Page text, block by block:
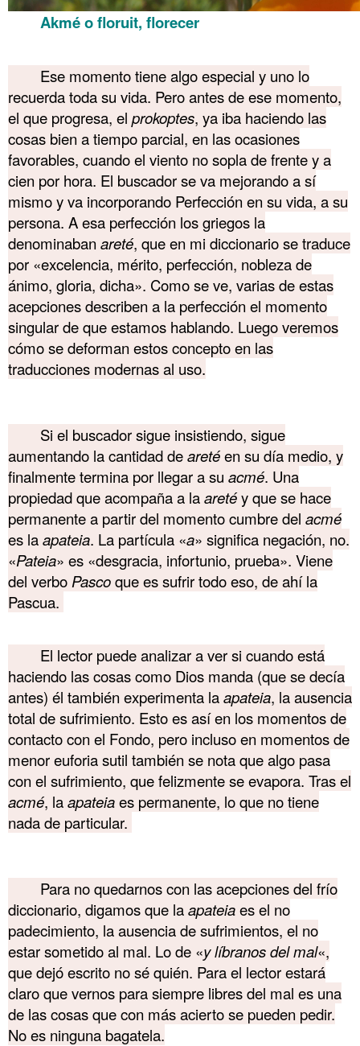
Akmé o floruit, florecer
Ese momento tiene algo especial y uno lo
recuerda toda su vida. Pero antes de ese momento,
el que progresa, el prokoptes, ya iba haciendo las
cosas bien a tiempo parcial, en las ocasiones
favorables, cuando el viento no sopla de frente y a
cien por hora. El buscador se va mejorando a sí
mismo y va incorporando Perfección en su vida, a su
persona. A esa perfección los griegos la
denominaban areté, que en mi diccionario se traduce
por «excelencia, mérito, perfección, nobleza de
ánimo, gloria, dicha». Como se ve, varias de estas
acepciones describen a la perfección el momento
singular de que estamos hablando. Luego veremos
cómo se deforman estos concepto en las
traducciones modernas al uso.
Si el buscador sigue insistiendo, sigue
aumentando la cantidad dearetéen su día medio, y
finalmente termina por llegar a su acmé. Una
propiedad que acompaña a laaretéy que se hace
permanente a partir del momento cumbre del acmé
es laapateia. La partícula «a» significa negación, no.
«Pateia» es «desgracia, infortunio, prueba». Viene
del verbo Pascoque es sufrir todo eso, de ahí la
Pascua.
El lector puede analizar a ver si cuando está
haciendo las cosas como Dios manda (que se decía
antes) él también experimenta laapateia, la ausencia
total de sufrimiento. Esto es así en los momentos de
contacto con el Fondo, pero incluso en momentos de
menor euforia sutil también se nota que algo pasa
con el sufrimiento, que felizmente se evapora. Tras el
acmé, laapateiaes permanente, lo que no tiene
nada de particular.
Para no quedarnos con las acepciones del frío
diccionario, digamos que laapateiaes el no
padecimiento, la ausencia de sufrimientos, el no
estar sometido al mal. Lo de «y líbranos del mal«,
que dejó escrito no sé quién. Para el lector estará
claro que vernos para siempre libres del mal es una
de las cosas que con más acierto se pueden pedir.
No es ninguna bagatela.